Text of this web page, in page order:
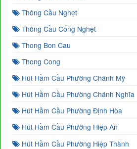
Thông Cầu Nghẹt
Thông Cầu Cống Nghẹt
Thong Bon Cau
Thong Cong
Hút Hầm Cầu Phường Chánh Mỹ
Hút Hầm Cầu Phường Chánh Nghĩa
Hút Hầm Cầu Phường Định Hòa
Hút Hầm Cầu Phường Hiệp An
Hút Hầm Cầu Phường Hiệp Thành